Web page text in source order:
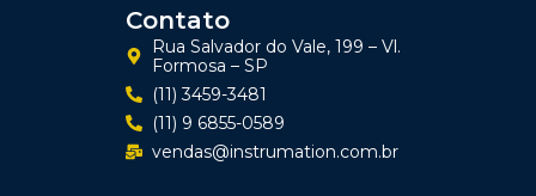
Contato
Rua Salvador do Vale, 199 – Vl.
Formosa – SP
(11) 3459-3481
(11) 9 6855-0589
vendas@instrumation.com.br